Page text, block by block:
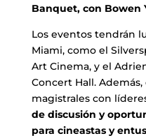
Banquet, con Bowen
Los eventos tendrán
Miami, como el
Art Cinema, y el
Concert Hall.
magistrales con
de discusión y
para cineastas y